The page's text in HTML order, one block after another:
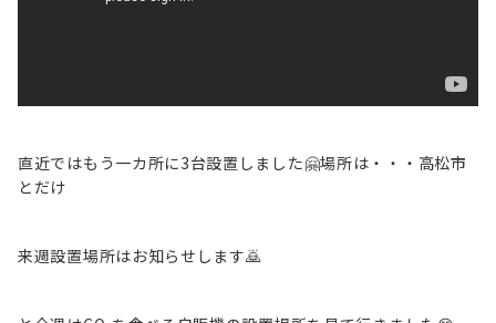
直近ではもう一カ所に3台設置しました🤗場所は・・・高松市
とだけ
来週設置場所はお知らせします🙇